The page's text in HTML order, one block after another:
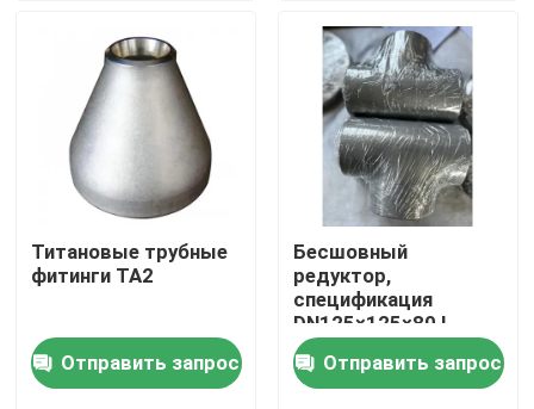
Продукты
Видео
Шоу VR
О нас
Титановые трубные
фитинги TA2
Отправить запрос
Бесшовный
редуктор,
спецификация
DN125×125×80 I
серии головка
141.3*7.6, трубы
89*7,0 материала
Отправить запрос